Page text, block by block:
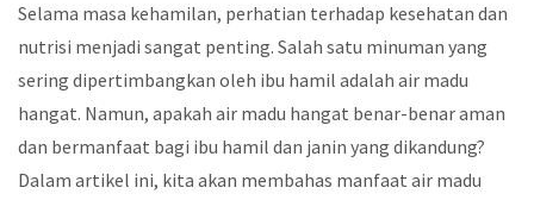
Selama masa kehamilan, perhatian terhadap kesehatan dan
nutrisi menjadi sangat penting. Salah satu minuman yang
sering dipertimbangkan oleh ibu hamil adalah air madu
hangat. Namun, apakah air madu hangat benar-benar aman
dan bermanfaat bagi ibu hamil dan janin yang dikandung?
Dalam artikel ini, kita akan membahas manfaat air madu